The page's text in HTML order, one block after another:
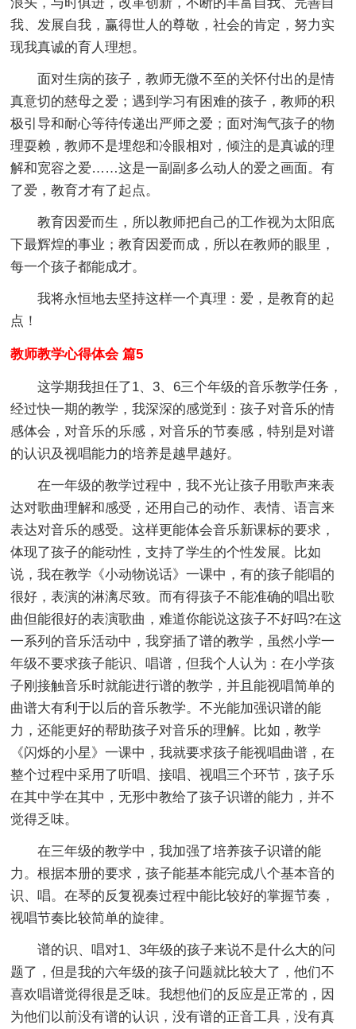
我、发展自我，赢得世人的尊敬，社会的肯定，努力实
现我真诚的育人理想。
面对生病的孩子，教师无微不至的关怀付出的是情
真意切的慈母之爱；遇到学习有困难的孩子，教师的积
极引导和耐心等待传递出严师之爱；面对淘气孩子的物
理耍赖，教师不是埋怨和冷眼相对，倾注的是真诚的理
解和宽容之爱……这是一副副多么动人的爱之画面。有
了爱，教育才有了起点。
教育因爱而生，所以教师把自己的工作视为太阳底
下最辉煌的事业；教育因爱而成，所以在教师的眼里，
每一个孩子都能成才。
我将永恒地去坚持这样一个真理：爱，是教育的起
点！
教师教学心得体会 篇5
这学期我担任了1、3、6三个年级的音乐教学任务，
经过快一期的教学，我深深的感觉到：孩子对音乐的情
感体会，对音乐的乐感，对音乐的节奏感，特别是对谱
的认识及视唱能力的培养是越早越好。
在一年级的教学过程中，我不光让孩子用歌声来表
达对歌曲理解和感受，还用自己的动作、表情、语言来
表达对音乐的感受。这样更能体会音乐新课标的要求，
体现了孩子的能动性，支持了学生的个性发展。比如
说，我在教学《小动物说话》一课中，有的孩子能唱的
很好，表演的淋漓尽致。而有得孩子不能准确的唱出歌
曲但能很好的表演歌曲，难道你能说这孩子不好吗?在这
一系列的音乐活动中，我穿插了谱的教学，虽然小学一
年级不要求孩子能识、唱谱，但我个人认为：在小学孩
子刚接触音乐时就能进行谱的教学，并且能视唱简单的
曲谱大有利于以后的音乐教学。不光能加强识谱的能
力，还能更好的帮助孩子对音乐的理解。比如，教学
《闪烁的小星》一课中，我就要求孩子能视唱曲谱，在
整个过程中采用了听唱、接唱、视唱三个环节，孩子乐
在其中学在其中，无形中教给了孩子识谱的能力，并不
觉得乏味。
在三年级的教学中，我加强了培养孩子识谱的能
力。根据本册的要求，孩子能基本能完成八个基本音的
识、唱。在琴的反复视奏过程中能比较好的掌握节奏，
视唱节奏比较简单的旋律。
谱的识、唱对1、3年级的孩子来说不是什么大的问
题了，但是我的六年级的孩子问题就比较大了，他们不
喜欢唱谱觉得很是乏味。我想他们的反应是正常的，因
为他们以前没有谱的认识，没有谱的正音工具，没有真